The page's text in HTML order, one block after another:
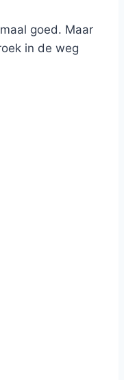
goed. Maar
in de weg